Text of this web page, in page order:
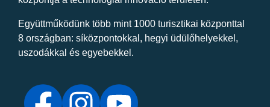
Együttműködünk több mint 1000 turisztikai központtal
8 országban: síközpontokkal, hegyi üdülőhelyekkel,
uszodákkal és egyebekkel.